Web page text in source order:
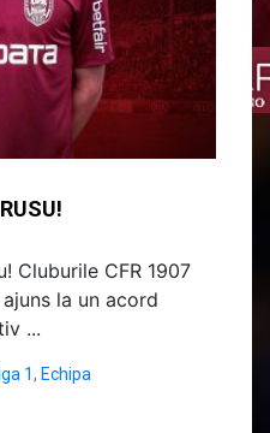
Cluburile CFR 1907
la un acord
...
1, Echipa